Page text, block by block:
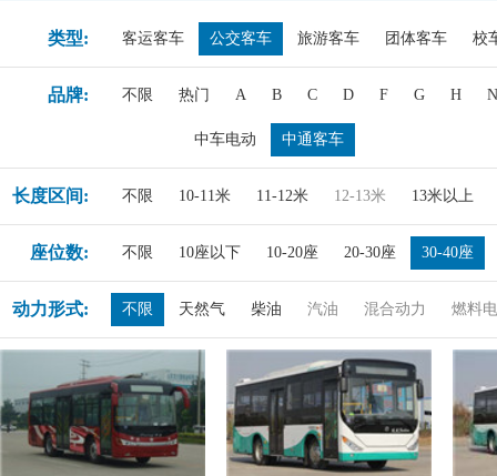
类型: 客运客车 公交客车 旅游客车 团体客车 校
品牌: 不限 热门 A B C D F G H N
中车电动 中通客车
长度区间: 不限 10-11米 11-12米 12-13米 13米以上
座位数: 不限 10座以下 10-20座 20-30座 30-40座
动力形式: 不限 天然气 柴油 汽油 混合动力 燃料